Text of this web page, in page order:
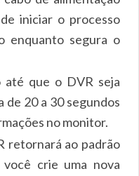
iniciar o processo
enquanto segura o
que o DVR seja
de 20 a 30 segundos
no monitor.
retornará ao padrão
crie uma nova